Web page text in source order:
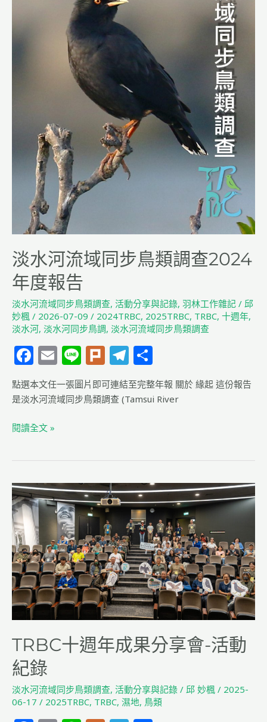
淡水河流域同步鳥類調查2024
年度報告
淡水河流域同步鳥類調查, 活動分享與記錄, 羽林工作雜記 / 邱
妙楓 / 2026-07-09 / 2024TRBC, 2025TRBC, TRBC, 十週年,
淡水河, 淡水河同步鳥調, 淡水河流域同步鳥類調查
F
a
c
e
b
o
k
E
m
ai
l
Li
n
e
Pl
u
rk
T
el
e
享
點選本文任一張圖片即可連結至完整年報 關於 緣起 這份報告
是淡水河流域同步鳥類調查 (Tamsui River
調
閱讀全文 »
TRBC十週年成果分享會-活動
紀錄
淡水河流域同步鳥類調查, 活動分享與記錄 / 邱 妙楓 / 2025-
06-17 / 2025TRBC, TRBC, 濕地, 鳥類
TRBC
十
週
年
成
果
分
享
會-
活
動
紀
錄